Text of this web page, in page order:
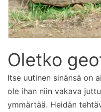
Oletko
Itse uutinen sinänsä on
ole ihan niin vakava
ymmärtää. Heidän